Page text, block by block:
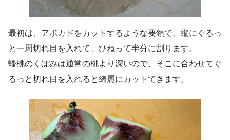
最初は、アボカドをカットするような要領で、縦にぐるっ
と一周切れ目を入れて、ひねって半分に割ります。
蟠桃のくぼみは通常の桃より深いので、そこに合わせてぐ
るっと切れ目を入れると綺麗にカットできます。